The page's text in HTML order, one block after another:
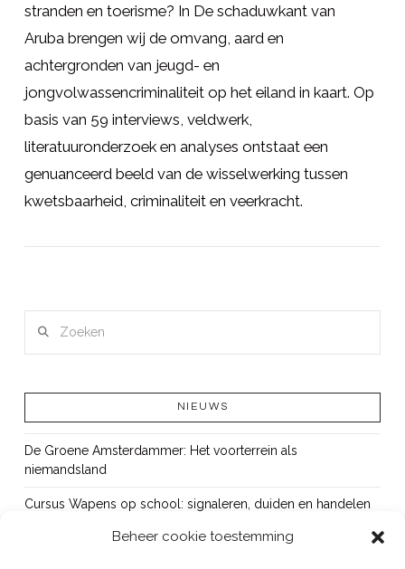
Beheer cookie toestemming
stranden en toerisme? In De schaduwkant van
Aruba brengen wij de omvang, aard en
achtergronden van jeugd- en
jongvolwassencriminaliteit op het eiland in kaart. Op
basis van 59 interviews, veldwerk,
literatuuronderzoek en analyses ontstaat een
genuanceerd beeld van de wisselwerking tussen
kwetsbaarheid, criminaliteit en veerkracht.
NIEUWS
De Groene Amsterdammer: Het voorterrein als
niemandsland
Cursus Wapens op school: signaleren, duiden en handelen